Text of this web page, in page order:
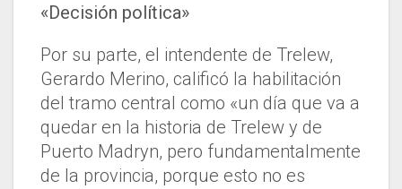
«Decisión política»
Por su parte, el intendente de Trelew,
Gerardo Merino, calificó la habilitación
del tramo central como «un día que va a
quedar en la historia de Trelew y de
Puerto Madryn, pero fundamentalmente
de la provincia, porque esto no es